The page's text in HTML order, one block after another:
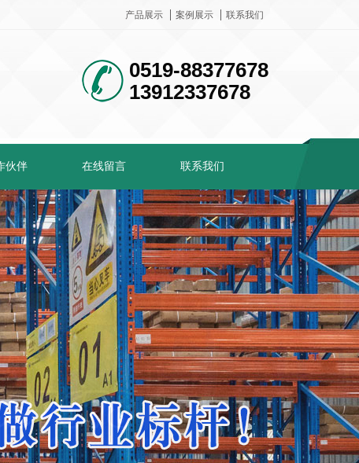
产品展示 案例展示 联系我们
0519-88377678
13912337678
伙伴 在线留言 联系我们